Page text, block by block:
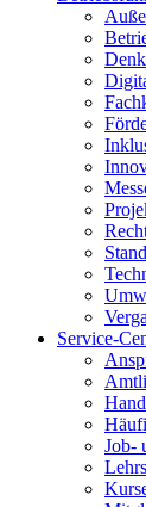
Service-
Job-